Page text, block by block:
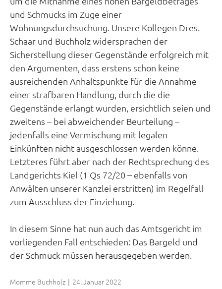
und Schmucks im Zuge einer
Wohnungsdurchsuchung. Unsere Kollegen Dres.
Schaar und Buchholz widersprachen der
Sicherstellung dieser Gegenstände erfolgreich mit
den Argumenten, dass erstens schon keine
ausreichenden Anhaltspunkte für die Annahme
einer strafbaren Handlung, durch die die
Gegenstände erlangt wurden, ersichtlich seien und
zweitens – bei abweichender Beurteilung –
jedenfalls eine Vermischung mit legalen
Einkünften nicht ausgeschlossen werden könne.
Letzteres führt aber nach der Rechtsprechung des
Landgerichts Kiel (1 Qs 72/20 – ebenfalls von
Anwälten unserer Kanzlei erstritten) im Regelfall
zum Ausschluss der Einziehung.
In diesem Sinne hat nun auch das Amtsgericht im
vorliegenden Fall entschieden: Das Bargeld und
der Schmuck müssen herausgegeben werden.
Momme Buchholz | 24. Januar 2022